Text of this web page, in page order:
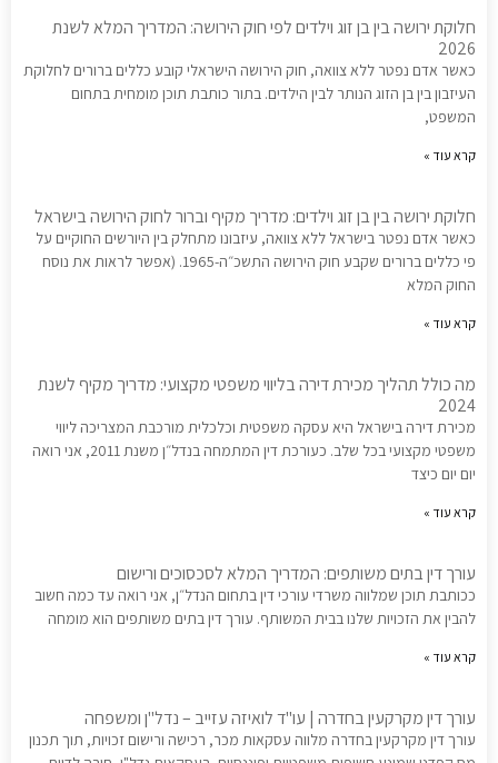
חלוקת ירושה בין בן זוג וילדים לפי חוק הירושה: המדריך המלא לשנת
2026
כאשר אדם נפטר ללא צוואה, חוק הירושה הישראלי קובע כללים ברורים לחלוקת
העיזבון בין בן הזוג הנותר לבין הילדים. בתור כותבת תוכן מומחית בתחום
המשפט,
קרא עוד »
חלוקת ירושה בין בן זוג וילדים: מדריך מקיף וברור לחוק הירושה בישראל
כאשר אדם נפטר בישראל ללא צוואה, עיזבונו מתחלק בין היורשים החוקיים על
פי כללים ברורים שקבע חוק הירושה התשכ״ה-1965. (אפשר לראות את נוסח
החוק המלא
קרא עוד »
מה כולל תהליך מכירת דירה בליווי משפטי מקצועי: מדריך מקיף לשנת
2024
מכירת דירה בישראל היא עסקה משפטית וכלכלית מורכבת המצריכה ליווי
משפטי מקצועי בכל שלב. כעורכת דין המתמחה בנדל״ן משנת 2011, אני רואה
יום יום כיצד
קרא עוד »
עורך דין בתים משותפים: המדריך המלא לסכסוכים ורישום
ככותבת תוכן שמלווה משרדי עורכי דין בתחום הנדל״ן, אני רואה עד כמה חשוב
להבין את הזכויות שלנו בבית המשותף. עורך דין בתים משותפים הוא מומחה
קרא עוד »
עורך דין מקרקעין בחדרה | עו"ד לואיזה עזייב – נדל"ן ומשפחה
עורך דין מקרקעין בחדרה מלווה עסקאות מכר, רכישה ורישום זכויות, תוך תכנון